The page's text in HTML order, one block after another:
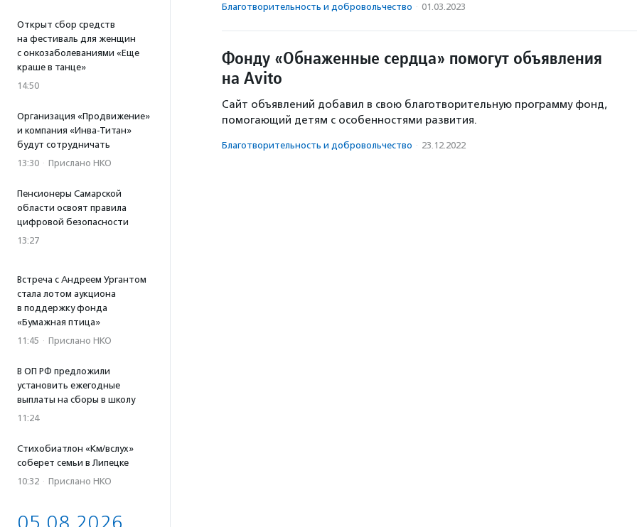
Открыт сбор средств
на фестиваль для женщин
с онкозаболеваниями «Еще
краше в танце»
14:50
Организация «Продвижение»
и компания «Инва-Титан»
будут сотрудничать
13:30 · Прислано НКО
Пенсионеры Самарской
области освоят правила
цифровой безопасности
13:27
Встреча с Андреем Ургантом
стала лотом аукциона
в поддержку фонда
«Бумажная птица»
11:45 · Прислано НКО
В ОП РФ предложили
установить ежегодные
выплаты на сборы в школу
11:24
Стихобиатлон «Км/вслух»
соберет семьи в Липецке
10:32 · Прислано НКО
Благотвори­тель­ность и доброволь­чест­во · 01.03.2023
Фонду «Обнаженные сердца» помогут объявления
на Avito
Сайт объявлений добавил в свою благотворительную программу фонд,
помогающий детям с особенностями развития.
Благотвори­тель­ность и доброволь­чест­во · 23.12.2022